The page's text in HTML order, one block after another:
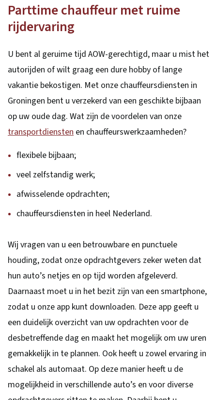
Parttime chauffeur met ruime
rijdervaring
U bent al geruime tijd AOW-gerechtigd, maar u mist het
autorijden of wilt graag een dure hobby of lange
vakantie bekostigen. Met onze chauffeursdiensten in
Groningen bent u verzekerd van een geschikte bijbaan
op uw oude dag. Wat zijn de voordelen van onze
transportdiensten en chauffeurswerkzaamheden?
flexibele bijbaan;
veel zelfstandig werk;
afwisselende opdrachten;
chauffeursdiensten in heel Nederland.
Wij vragen van u een betrouwbare en punctuele
houding, zodat onze opdrachtgevers zeker weten dat
hun auto’s netjes en op tijd worden afgeleverd.
Daarnaast moet u in het bezit zijn van een smartphone,
zodat u onze app kunt downloaden. Deze app geeft u
een duidelijk overzicht van uw opdrachten voor de
desbetreffende dag en maakt het mogelijk om uw uren
gemakkelijk in te plannen. Ook heeft u zowel ervaring in
schakel als automaat. Op deze manier heeft u de
mogelijkheid in verschillende auto’s en voor diverse